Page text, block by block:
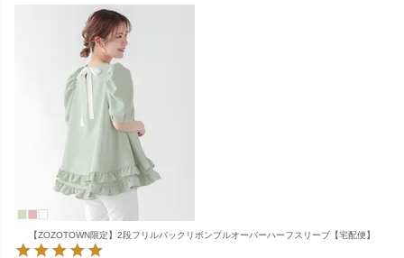
【ZOZOTOWN限定】2段フリルバックリボンプルオーバーハーフスリーブ【宅配便】